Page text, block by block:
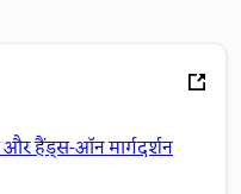
और हैंड्स-ऑन मार्गदर्शन